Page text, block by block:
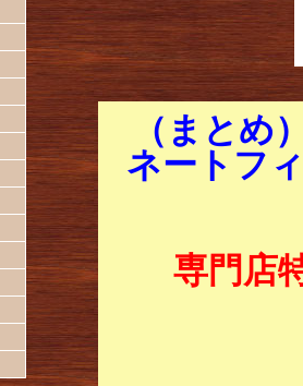
（まとめ
ネートフ
専門店